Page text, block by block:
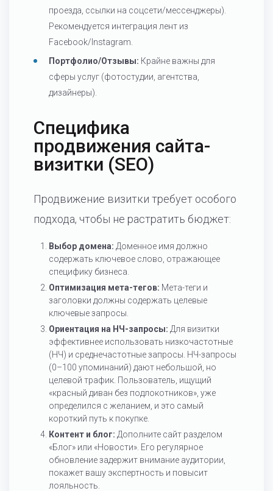
проезда, ссылки на соцсети/мессенджеры).
Рекомендуется интеграция лент из
Facebook/Instagram.
Портфолио/Отзывы: Крайне важны для
сферы услуг (фотостудии, агентства,
дизайнеры).
Специфика
продвижения сайта-
визитки (SEO)
Продвижение визитки требует особого
подхода, чтобы не растратить бюджет:
Выбор домена: Доменное имя должно
содержать ключевое слово, отражающее
специфику бизнеса.
Оптимизация мета-тегов: Мета-теги и
заголовки должны содержать целевые
ключевые запросы.
Ориентация на НЧ-запросы: Для визитки
эффективнее использовать низкочастотные
(НЧ) и среднечастотные запросы. НЧ-запросы
(0–100 упоминаний) дают небольшой, но
целевой трафик. Пользователь, ищущий
«красный диван без подлокотников», уже
определился с желанием, и это самый
короткий путь к покупке.
Контент и блог: Дополните сайт разделом
«Блог» или «Новости». Его регулярное
обновление задержит внимание аудитории,
покажет вашу экспертность и повысит
лояльность.